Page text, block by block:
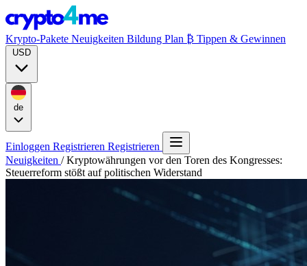
Krypto-Pakete Neuigkeiten Bildung Plan ₿ Tippen & Gewinnen
Einloggen Registrieren Registrieren
Neuigkeiten / Kryptowährungen vor den Toren des Kongresses:
Steuerreform stößt auf politischen Widerstand